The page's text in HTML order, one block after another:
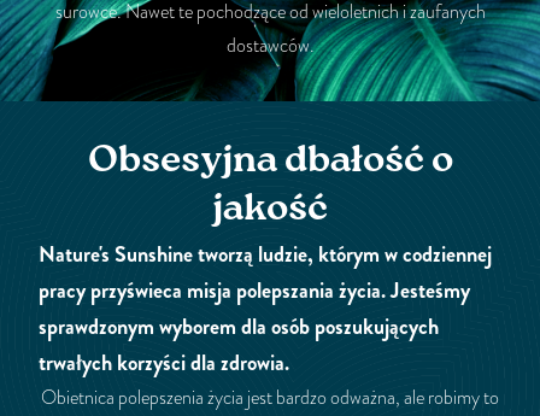
surowce. Nawet te pochodzące od wieloletnich i zaufanych
dostawców.
Obsesyjna dbałość o
jakość
Nature's Sunshine tworzą ludzie, którym w codziennej
pracy przyświeca misja polepszania życia. Jesteśmy
sprawdzonym wyborem dla osób poszukujących
trwałych korzyści dla zdrowia.
Obietnica polepszenia życia jest bardzo odważna, ale robimy to